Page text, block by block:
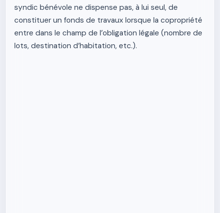
syndic bénévole ne dispense pas, à lui seul, de
constituer un fonds de travaux lorsque la copropriété
entre dans le champ de l’obligation légale (nombre de
lots, destination d’habitation, etc.).